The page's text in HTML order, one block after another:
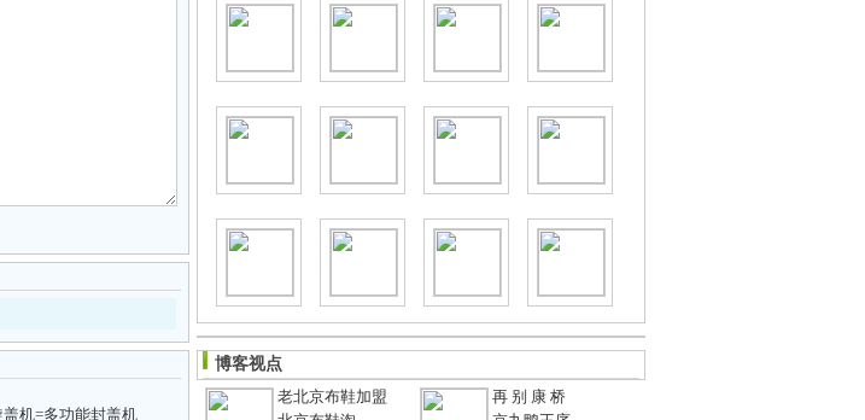
机=多功能封盖机
博客视点
老北京布鞋加盟
再 别 康 桥